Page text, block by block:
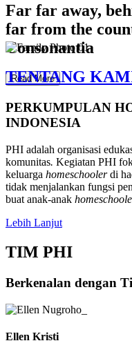
Far far away,
far from the
Consonantia
Read More
TENTANG
PERKUMPULAN
INDONESIA
PHI adalah organisasi
komunitas. Kegiatan PHI
keluarga homeschoolerdi
tidak menjalankan fungsi
buat anak-anak
Lebih Lanjut
TIM PHI
Berkenalan dengan
Ellen Kristi